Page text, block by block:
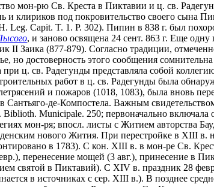
мон-рю Св. Креста в Пиктавии и ц. св.
и клириков под покровительство своего сына
Leg. Capit. T. 1. P. 302). Пипин в 838 г. был
, и заново освящена 24 сент. 863 г. Еще
II Заика (877-879). Согласно традиции,
но достоверность этого сообщения
ц. cв. Радегунды представляла собой
работ в ц. cв. Радегунды была
и пожаров (1018, 1083), была вновь
Сантьяго-де-Компостела. Важным
Municipale. 250; первоначально включала
мон-ря; впосл. листы с Житием авторства
нового Жития. При перестройке в XIII в.
в 1783). С кон. XIII в. в мон-ре Св.
перенесение мощей (3 авг.), принесение в
святой в Пиктавий). С XIV в. праздник 28
в источниках с сер. XIII в.). В позднее